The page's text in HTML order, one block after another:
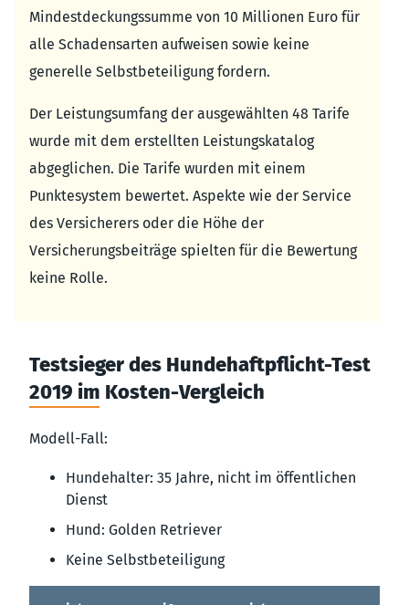
Mindestdeckungssumme von 10 Millionen Euro für
alle Schadensarten aufweisen sowie keine
generelle Selbstbeteiligung fordern.
Der Leistungsumfang der ausgewählten 48 Tarife
wurde mit dem erstellten Leistungskatalog
abgeglichen. Die Tarife wurden mit einem
Punktesystem bewertet. Aspekte wie der Service
des Versicherers oder die Höhe der
Versicherungsbeiträge spielten für die Bewertung
keine Rolle.
Testsieger des Hundehaftpflicht-Test
2019 im Kosten-Vergleich
Modell-Fall:
Hundehalter: 35 Jahre, nicht im öffentlichen
Dienst
Hund: Golden Retriever
Keine Selbstbeteiligung